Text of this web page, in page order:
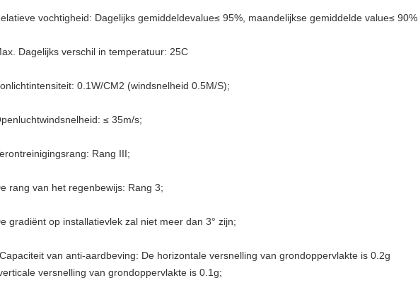
vochtigheid: Dagelijks gemiddeldevalue≤ 95%, maandelijkse gemiddelde value≤ 90%
Dagelijks verschil in temperatuur: 25C
0.1W/CM2 (windsnelheid 0.5M/S);
≤ 35m/s;
Rang III;
rang van het regenbewijs: Rang 3;
gradiënt op installatievlek zal niet meer dan 3° zijn;
Capaciteit van anti-aardbeving: De horizontale versnelling van grondoppervlakte is 0.2g
versnelling van grondoppervlakte is 0.1g;